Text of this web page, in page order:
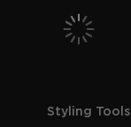
Styling Tools